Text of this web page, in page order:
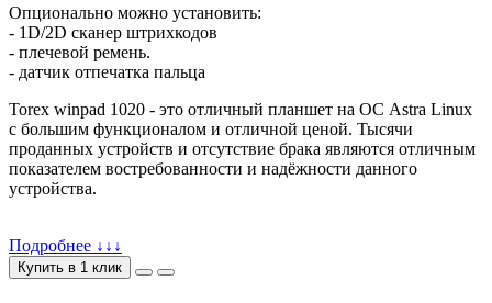
Опционально можно установить:
- 1D/2D сканер штрихкодов
- плечевой ремень.
- датчик отпечатка пальца
Torex winpad 1020 - это отличный планшет на ОС Astra Linux
с большим функционалом и отличной ценой. Тысячи
проданных устройств и отсутствие брака являются отличным
показателем востребованности и надёжности данного
устройства.
Подробнее ↓↓↓
Купить в 1 клик